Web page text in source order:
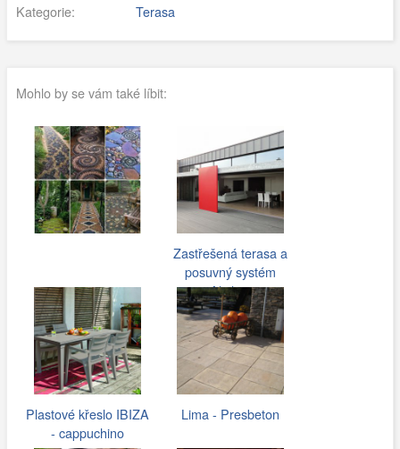
Kategorie:
Terasa
Mohlo by se vám také líbit:
Zastřešená terasa a
posuvný systém
Aliplast
Plastové křeslo IBIZA
- cappuchino
Lima - Presbeton